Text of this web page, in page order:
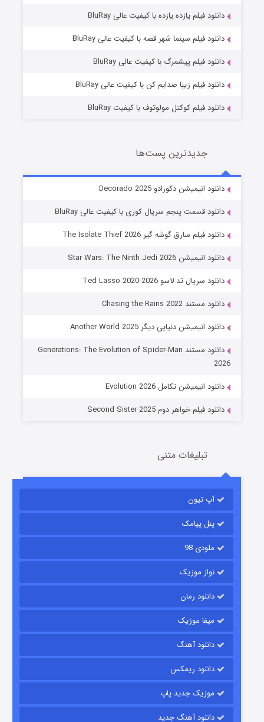
خاندان اژدها فصل ۳
جادوگری در مغولستان
قسمت14 (زیرنویس) منتشر شد
باب اسفنجی فصل ۱۷
قسمت6 (زیرنویس) منتشر شد
قسمت15 (دوبله) منتشر شد
دانلود فیلم یازده یازده با کیفیت عالی BluRay
دانلود فیلم سینما شهر قصه با کیفیت عالی BluRay
دانلود فیلم پیشمرگ با کیفیت عالی BluRay
دانلود فیلم زیبا صدایم کن با کیفیت عالی BluRay
دانلود فیلم کوکتل مولوتوف با کیفیت BluRay
جدیدترین پست‌ها
دانلود انیمیشن دکورادو Decorado 2025
دانلود قسمت پنجم سریال کوری با کیفیت عالی BluRay
دانلود فیلم سارق گوشه گیر The Isolate Thief 2026
دانلود انیمیشن Star Wars: The Ninth Jedi 2026
دانلود سریال تد لاسو Ted Lasso 2020-2026
دانلود مستند Chasing the Rains 2022
دانلود انیمیشن دنیایی دیگر Another World 2025
دانلود مستند Generations: The Evolution of Spider-Man
2026
دانلود انیمیشن تکامل Evolution 2026
دانلود فیلم خواهر دوم Second Sister 2025
تبلیغات متنی
آپ تیون
پنل پیامک
ملودی 98
نواز موزیک
دانلود رمان
میفا موزیک
دانلود آهنگ
دانلود ریمکس
موزیک جدید پاپ
دانلود آهنگ جدید